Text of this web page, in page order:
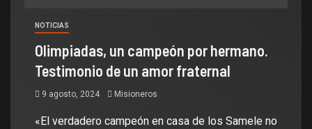
NOTICIAS
Olimpiadas, un campeón por hermano.
Testimonio de un amor fraternal
9 agosto, 2024 Misioneros
«El verdadero campeón en casa de los Samele no